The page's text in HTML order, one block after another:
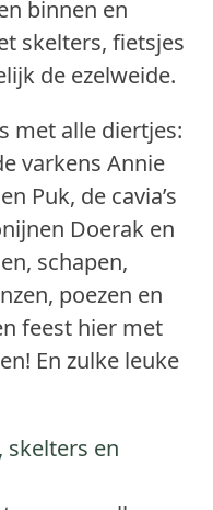
binnen en
skelters, fietsjes
de ezelweide.
met alle diertjes:
varkens Annie
Puk, de cavia’s
Doerak en
schapen,
poezen en
feest hier met
En zulke leuke